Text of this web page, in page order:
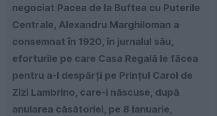
negociat Pacea de la Buftea cu Puterile
Centrale, Alexandru Marghiloman a
consemnat în 1920, în jurnalul său,
eforturile pe care Casa Regală le făcea
pentru a-l despărți pe Prințul Carol de
Zizi Lambrino, care-i născuse, după
anularea căsătoriei, pe 8 ianuarie,